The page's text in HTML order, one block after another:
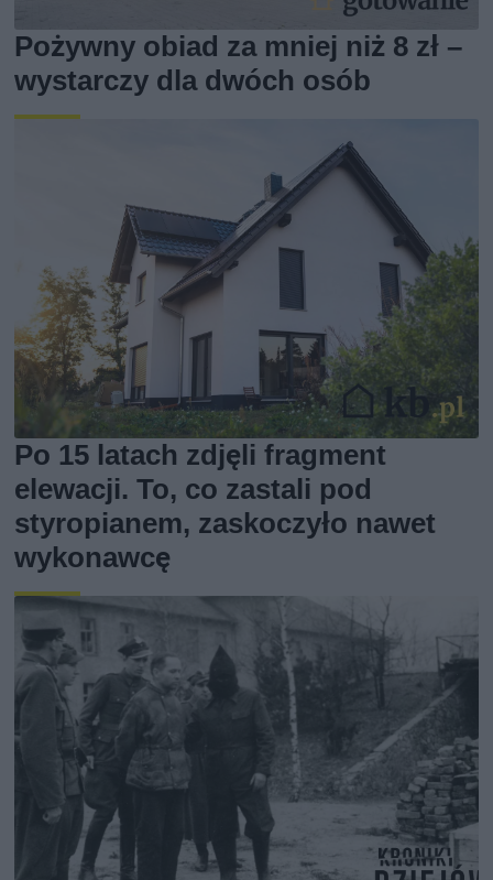
Pożywny obiad za mniej niż 8 zł –
wystarczy dla dwóch osób
Po 15 latach zdjęli fragment
elewacji. To, co zastali pod
styropianem, zaskoczyło nawet
wykonawcę